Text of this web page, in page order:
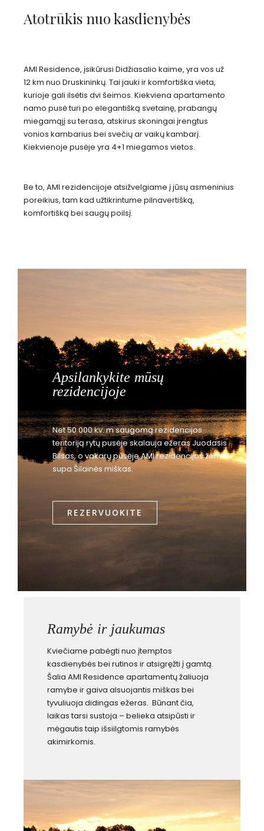
Atotrūkis nuo kasdienybės
AMI Residence, įsikūrusi Didžiasalio kaime, yra vos už
12 km nuo Druskininkų. Tai jauki ir komfortiška vieta,
kurioje gali ilsėtis dvi šeimos. Kiekviena apartamento
namo pusė turi po elegantišką svetainę, prabangų
miegamąjį su terasa, atskirus skoningai įrengtus
vonios kambarius bei svečių ar vaikų kambarį.
Kiekvienoje pusėje yra 4+1 miegamos vietos.
Be to, AMI rezidencijoje atsižvelgiame į jūsų asmeninius
poreikius, tam kad užtikrintume pilnavertišką,
komfortišką bei saugų poilsį.
Apsilankykite mūsų
rezidencijoje
Net 50 000 kv. m saugomą rezidencijos
teritoriją rytų pusėje skalauja ežeras Juodasis
Bilsas, o vakarų pusėje AMI rezidencijos žemes
supa Šilainės miškas.
REZERVUOKITE
Ramybė ir jaukumas
Kviečiame pabėgti nuo įtemptos
kasdienybės bei rutinos ir atsigręžti į gamtą.
Šalia AMI Residence apartamentų žaliuoja
ramybe ir gaiva alsuojantis miškas bei
tyvuliuoja didingas ežeras. Būnant čia,
laikas tarsi sustoja – belieka atsipūsti ir
mėgautis taip išsiilgtomis ramybės
akimirkomis.